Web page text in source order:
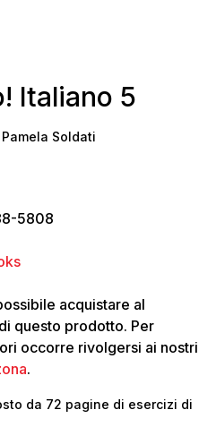
Italiano 5
Pamela Soldati
5808
acquistare al
questo prodotto. Per
occorre rivolgersi ai nostri
.
da 72 pagine di esercizi di